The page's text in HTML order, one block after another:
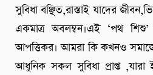
সুবিধা বঞ্ছিত,রাস্তাই যাদের
একমাত্র অবলম্বন।এই ‘পথ
আপত্তিকর। আমরা কি কখনও
আধুনিক সকল সুবিধা প্রাপ্ত